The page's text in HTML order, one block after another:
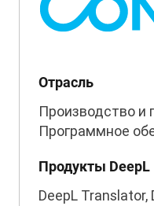
Отрасль
Производство
Программное
Продукты DeepL
DeepL Translator,